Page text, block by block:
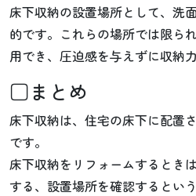
床下収納の設置場所として、洗
的です。これらの場所では限ら
用でき、圧迫感を与えずに収納
□まとめ
床下収納は、住宅の床下に配置
です。
床下収納をリフォームするとき
する、設置場所を確認するとい